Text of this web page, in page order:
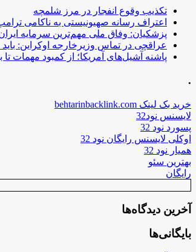
تکذیب وقوع انفجار در مرز شلمچه
اعتراف رسانه صهیونیستی به ناکامی
پزشکیان: وفاق ملی مهم‌ترین سرمایه
عراقچی در تماس وزیرخارجه اوکراین:
پاشنه آشیل‌های آمریکا؛ از کمبود مهمات
.
خرید بک لینک behtarinbacklink.com
لایسنس نود32
پسورد نود 32
اوکلی لایسنس رایگان نود 32
همیار نود 32
بهترین سئو
رایگان
آخرین دیدگاه‌ها
بایگانی‌ها